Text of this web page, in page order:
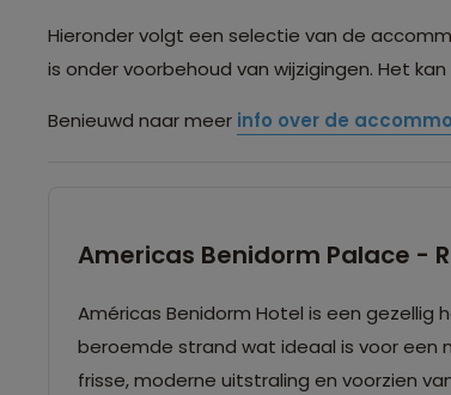
Hieronder volgt een selectie van de
is onder voorbehoud van wijzigingen. Het
Benieuwd naar meer info over de
Americas Benidorm Palace -
Américas Benidorm Hotel is een
beroemde strand wat ideaal is voor een
frisse, moderne uitstraling en voorzien